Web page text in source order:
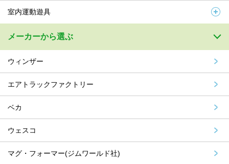
室内運動遊具
メーカーから選ぶ
ウィンザー
エアトラックファクトリー
ベカ
ウェスコ
マグ・フォーマー(ジムワールド社)